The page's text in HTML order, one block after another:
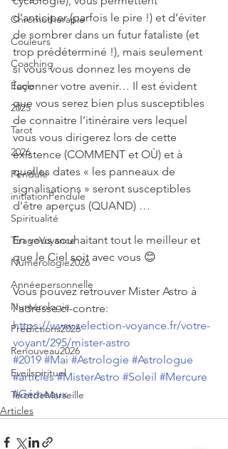
Chromothérapie
Couleurs
Coaching
École
2025
Tarot
2026
Pendule
initiationPendule
Spiritualité
TirageVoyance
Numérologie2026
Annéepersonnelle
Numérologie
Prédictions2026
Renouveau2026
Eveilspirituel
TarotdeMarseille
d’anticiper (parfois le pire !) et d’éviter
de sombrer dans un futur fataliste (et
trop prédéterminé !), mais seulement
si vous vous donnez les moyens de
façonner votre avenir… Il est évident
que vous serez bien plus susceptibles
de connaitre l’itinéraire vers lequel
vous vous dirigerez lors de cette
existence (COMMENT et OÙ) et à
quelles dates « les panneaux de
signalisations » seront susceptibles
d'être aperçus (QUAND) …
En vous souhaitant tout le meilleur et
que le Ciel soit avec vous 😊
Vous pouvez retrouver Mister Astro à
l'adresse ci-contre:
https://www.selection-voyance.fr/votre-
voyant/295/mister-astro
#2019 #Mai #Astrologie #Astrologue
#articles #MisterAstro #Soleil #Mercure
#Gémeaux
Articles